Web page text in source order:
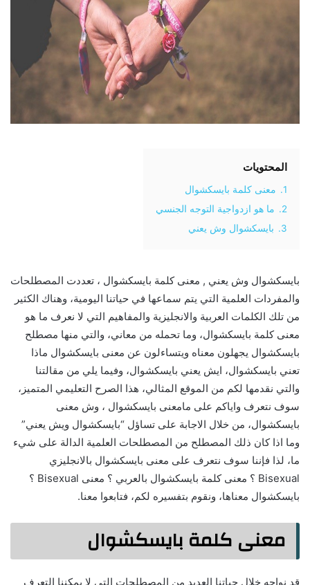
المحتويات
1.
معنى كلمة بايسكشوال
2.
ما هو ازدواجية التوجه الجنسي
3.
بايسكشوال وش يعني
بايسكشوال وش يعني , معنى كلمة بايسكشوال ، تعددت المصطلحات
والمفردات العلمية التي يتم سماعها في حياتنا اليومية، وهناك الكثير
من تلك الكلمات العربية والانجليزية والمفاهيم التي لا نعرف ما هو
معنى كلمة بايسكشوال، وما تحمله من معاني، والتي منها مصطلح
بايسكشوال يجهلون معناه ويتساءلون عن معنى بايسكشوال ماذا
تعني بايسكشوال، ايش يعني بايسكشوال، وفيما يلي من مقالتنا
والتي نقدمها لكم من الموقع المثالي، هذا الصرح التعليمي المتميز،
سوف نتعرف واياكم على مامعنى بايسكشوال ، وش معنى
بايسكشوال، من خلال الاجابة على تساؤل “بايسكشوال ويش يعني”
وما اذا كان ذلك المصطلح من المصطلحات العلمية الدالة على شيء
ما، لذا فإننا سوف نتعرف على معنى بايسكشوال بالانجليزي
Bisexual ؟ معنى كلمة بايسكشوال بالعربي ؟ معنى Bisexual ؟
بايسكشوال معناها، ونقوم بتفسيره لكم، فتابعوا معنا.
معنى كلمة بايسكشوال
قد نواجه خلال حياتنا العديد من المصطلحات التي لا يمكننا التعرف